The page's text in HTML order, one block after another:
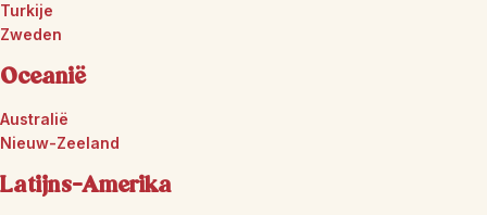
Turkije
Zweden
Oceanië
Australië
Nieuw-Zeeland
Latijns-Amerika